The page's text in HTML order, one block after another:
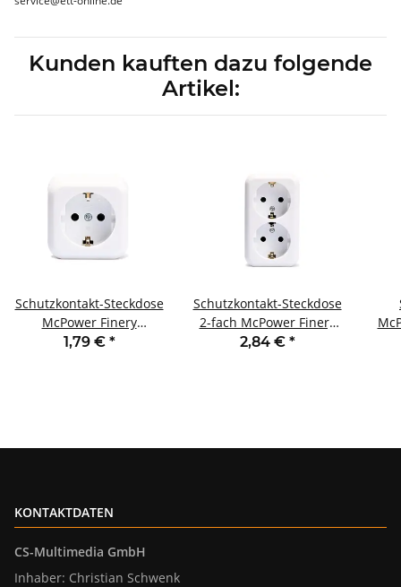
Kunden kauften dazu folgende
Artikel:
Schutzkontakt-Steckdose
McPower Finery
250V/16A AP
1,79 € *
Schutzkontakt-Steckdose
2-fach McPower Finery
250V/16A,AP,Einsteckschutz,weiß
2,84 € *
KONTAKTDATEN
CS-Multimedia GmbH
Inhaber: Christian Schwenk